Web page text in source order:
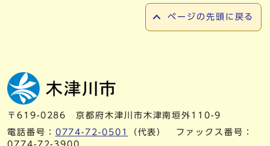
ページの先頭に戻る
〒619-0286 京都府木津川市木津南垣外110-9
電話番号： 0774-72-0501
（代表） ファックス番号：